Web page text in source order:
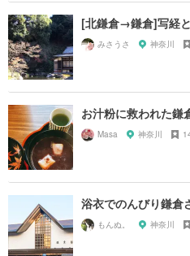
[北鎌倉→鎌倉]写経
みさうさ 神奈川
お汁粉に救われた鎌
Masa 神奈川
浴衣でのんびり鎌倉
もんぬ。 神奈川